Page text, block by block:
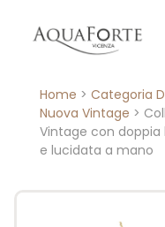
Home > Categoria
Nuova Vintage >
Vintage con doppia
e lucidata a mano